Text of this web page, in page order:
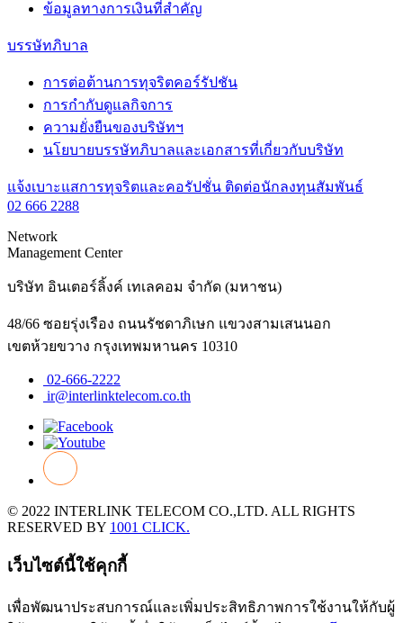
ข้อมูลทางการเงินที่สำคัญ
บรรษัทภิบาล
การต่อต้านการทุจริตคอร์รัปชัน
การกำกับดูแลกิจการ
ความยั่งยืนของบริษัทฯ
นโยบายบรรษัทภิบาลและเอกสารที่เกี่ยวกับบริษัท
แจ้งเบาะแสการทุจริตและคอรัปชั่น ติดต่อนักลงทุนสัมพันธ์
02 666 2288
Network
Management Center
บริษัท อินเตอร์ลิ้งค์ เทเลคอม จำกัด (มหาชน)
48/66 ซอยรุ่งเรือง ถนนรัชดาภิเษก แขวงสามเสนนอก
เขตห้วยขวาง กรุงเทพมหานคร 10310
02-666-2222
ir@interlinktelecom.co.th
© 2022 INTERLINK TELECOM CO.,LTD. ALL RIGHTS
RESERVED BY 1001 CLICK.
เว็บไซต์นี้ใช้คุกกี้
เพื่อพัฒนาประสบการณ์และเพิ่มประสิทธิภาพการใช้งานให้กับผู้